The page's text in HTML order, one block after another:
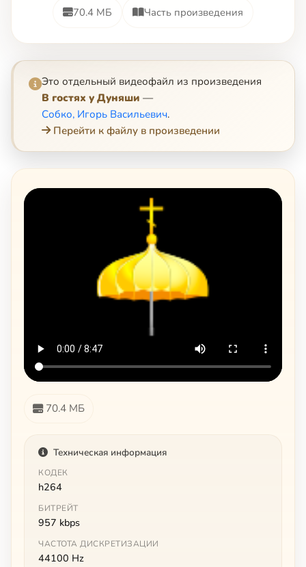
70.4 МБ Часть произведения
Это отдельный видеофайл из произведения
В гостях у Дуняши —
Собко, Игорь Васильевич.
Перейти к файлу в произведении
70.4 МБ
Техническая информация
КОДЕК
h264
БИТРЕЙТ
957 kbps
ЧАСТОТА ДИСКРЕТИЗАЦИИ
44100 Hz